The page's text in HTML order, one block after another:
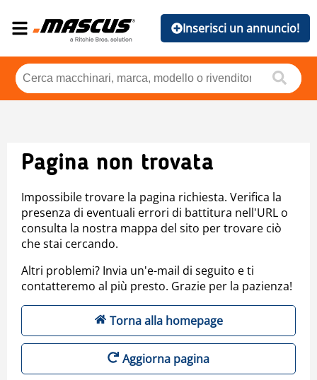
Inserisci un annuncio!
Pagina non trovata
Impossibile trovare la pagina richiesta. Verifica la
presenza di eventuali errori di battitura nell'URL o
consulta la nostra mappa del sito per trovare ciò
che stai cercando.
Altri problemi? Invia un'e-mail di seguito e ti
contatteremo al più presto. Grazie per la pazienza!
Torna alla homepage
Aggiorna pagina